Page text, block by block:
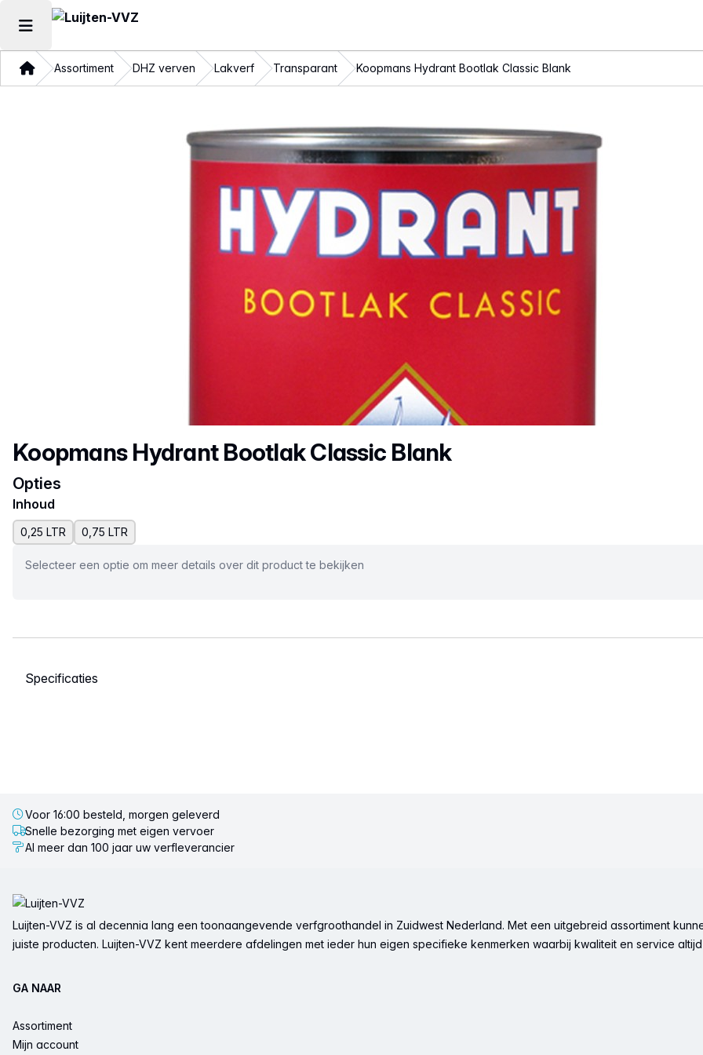
Hoofdmenu openen
ThuisAssortiment DHZ verven Lakverf Transparant Koopmans Hydrant Bootlak Classic Blank
Productnaam
Koopmans Hydrant Bootlak Classic Blank
Opties
Inhoud
0,25 LTR 0,75 LTR
Selecteer een optie om meer details over dit product te bekijken
Selecteer een tabblad
Voor 16:00 besteld, morgen geleverd
Snelle bezorging met eigen vervoer
Al meer dan 100 jaar uw verfleverancier
Luijten-VVZ is al decennia lang een toonaangevende verfgroothandel in Zuidwest Nederland. Met een uitgebreid assortiment
juiste producten. Luijten-VVZ kent meerdere afdelingen met ieder hun eigen specifieke kenmerken waarbij kwaliteit en service
GA NAAR
Assortiment
Mijn account